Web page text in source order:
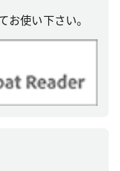
お使い下さい。